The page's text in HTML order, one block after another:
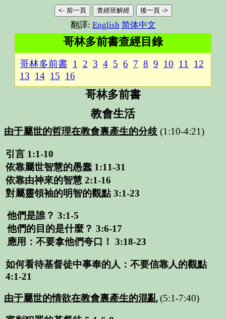
<- 前一頁 查經班解經 後一頁 ->
翻譯: English 简体中文
哥林多前書查經目錄
哥林多前書 1 2 3 4 5 6 7 8 9 10 11
12
13 14 15 16
哥林多前書
教會生活
由于屬世的哲理在教會裏產生的分歧 (1:10-4:21)
引言 1:1-10
依靠屬世智慧的愚蠢 1:11-31
依靠由神來的智慧 2:1-16
對屬靈領袖的明智的觀點 3:1-23
他們是誰？ 3:1-5
他們的目的是什麼？ 3:6-17
應用：不要拿他們夸口！ 3:18-23
如何看待基督徒中事奉的人：不要信靠人的觀點
4:1-21
由于屬世的情欲在教會裏產生的混亂(5:1-7:40)